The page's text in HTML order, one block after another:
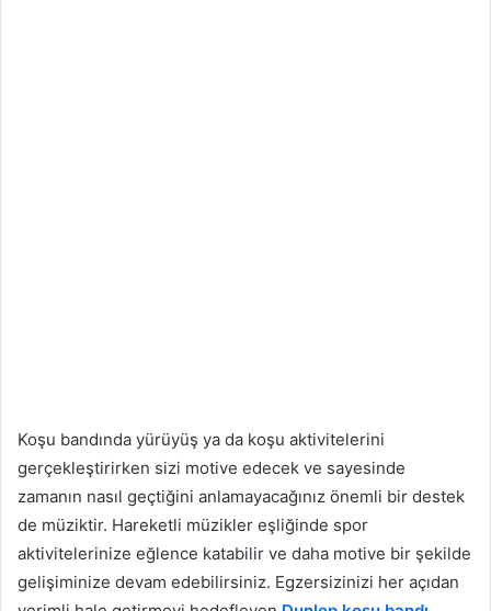
Koşu bandında yürüyüş ya da koşu aktivitelerini
gerçekleştirirken sizi motive edecek ve sayesinde
zamanın nasıl geçtiğini anlamayacağınız önemli bir destek
de müziktir. Hareketli müzikler eşliğinde spor
aktivitelerinize eğlence katabilir ve daha motive bir şekilde
gelişiminize devam edebilirsiniz. Egzersizinizi her açıdan